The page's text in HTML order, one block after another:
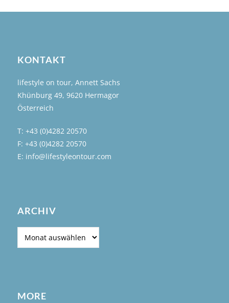
KONTAKT
lifestyle on tour, Annett Sachs
Khünburg 49, 9620 Hermagor
Österreich
T: +43 (0)4282 20570
F: +43 (0)4282 20570
E: info@lifestyleontour.com
ARCHIV
MORE